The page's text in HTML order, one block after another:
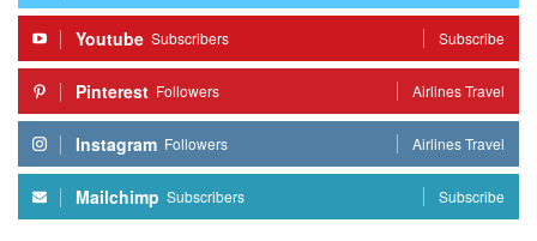
Youtube Subscribers Subscribe
Pinterest Followers Airlines Travel
Instagram Followers Airlines Travel
Mailchimp Subscribers Subscribe